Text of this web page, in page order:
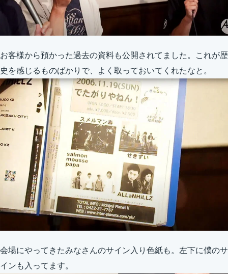
お客様から預かった過去の資料も公開されてました。これが歴
史を感じるものばかりで、よく取っておいてくれたなと。
会場にやってきたみなさんのサイン入り色紙も。左下に僕のサ
インも入ってます。